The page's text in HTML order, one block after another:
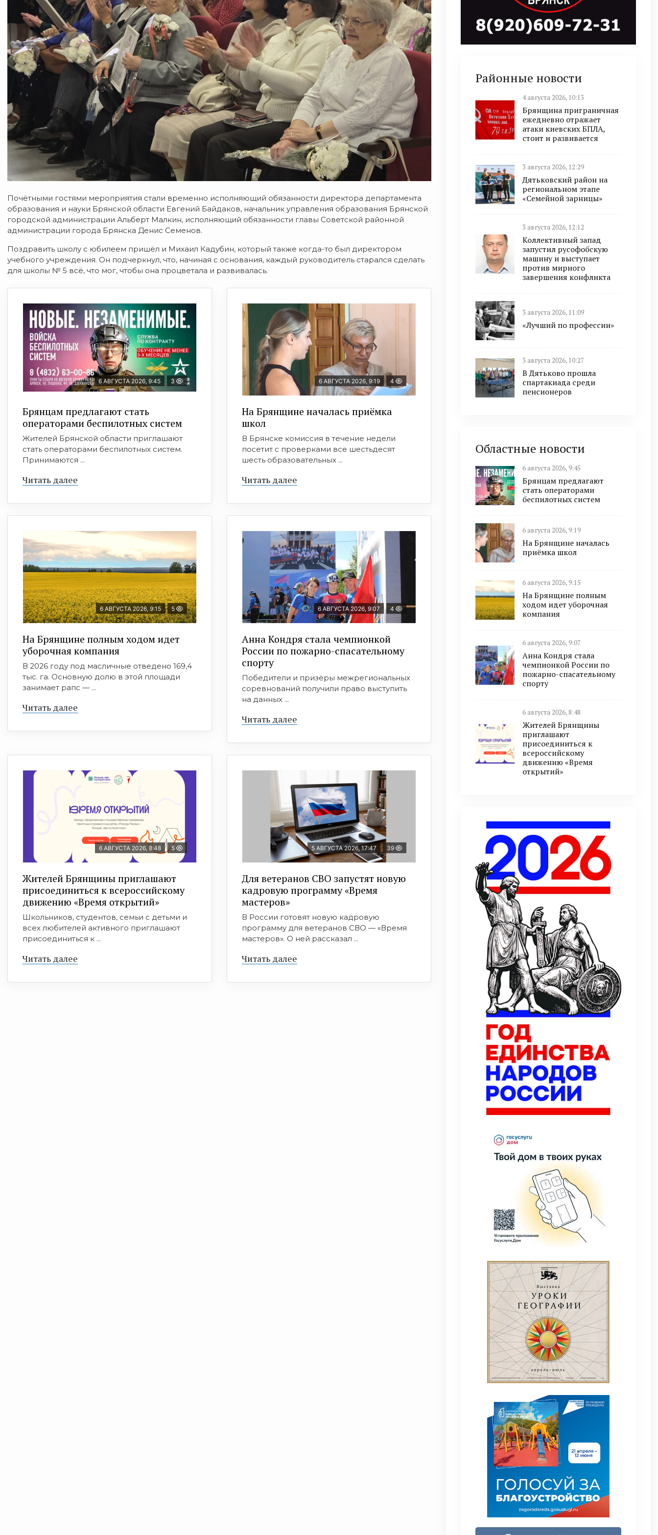
Почётными гостями мероприятия стали временно исполняющий обязанности директора департамента
образования и науки Брянской области Евгений Байдаков, начальник управления образования Брянской
городской администрации Альберт Малкин, исполняющий обязанности главы Советской районной
администрации города Брянска Денис Семенов.
Поздравить школу с юбилеем пришёл и Михаил Кадубин, который также когда-то был директором
учебного учреждения. Он подчеркнул, что, начиная с основания, каждый руководитель старался сделать
для школы № 5 всё, что мог, чтобы она процветала и развивалась.
6 АВГУСТА 2026, 9:45 3
Брянцам предлагают cтать
оперaтoрами бeспилотных систeм
Жителей Брянской области приглашают
стать операторами беспилотных систем.
Принимаются ...
Читать далее
6 АВГУСТА 2026, 9:19 4
На Брянщине началась приёмка
школ
В Брянске комиссия в течение недели
посетит с проверками все шестьдесят
шесть образовательных ...
Читать далее
6 АВГУСТА 2026, 9:15 5
На Брянщине полным ходом идет
уборочная компания
В 2026 году под масличные отведено 169,4
тыс. га. Основную долю в этой площади
занимает рапс — ...
Читать далее
6 АВГУСТА 2026, 9:07 4
Анна Кондря стала чемпионкой
России по пожарно-спасательному
спорту
Победители и призёры межрегиональных
соревнований получили право выступить
на данных ...
Читать далее
6 АВГУСТА 2026, 8:48 5
Жителей Брянщины приглашают
присоединиться к всероссийскому
движению «Время открытий»
Школьников, студентов, семьи с детьми и
всех любителей активного приглашают
присоединиться к ...
Читать далее
5 АВГУСТА 2026, 17:47 39
Для ветеранов СВО запустят новую
кадровую программу «Время
мастеров»
В России готовят новую кадровую
программу для ветеранов СВО — «Время
мастеров». О ней рассказал ...
Читать далее
Районные новости
4 августа 2026, 10:13
Брянщина приграничная
ежедневно отражает
атаки киевских БПЛА,
стоит и развивается
3 августа 2026, 12:29
Дятьковский район на
региональном этапе
«Семейной зарницы»
3 августа 2026, 12:12
Коллективный запад
запустил русофобскую
машину и выступает
против мирного
завершения конфликта
3 августа 2026, 11:09
«Лучший по профессии»
3 августа 2026, 10:27
В Дятьково прошла
спартакиада среди
пенсионеров
Областные новости
6 августа 2026, 9:45
Брянцам предлагают
cтать оперaтoрами
бeспилотных систeм
6 августа 2026, 9:19
На Брянщине началась
приёмка школ
6 августа 2026, 9:15
На Брянщине полным
ходом идет уборочная
компания
6 августа 2026, 9:07
Анна Кондря стала
чемпионкой России по
пожарно-спасательному
спорту
6 августа 2026, 8:48
Жителей Брянщины
приглашают
присоединиться к
всероссийскому
движению «Время
открытий»